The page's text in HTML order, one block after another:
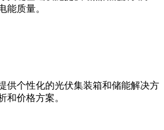
能质量。
供个性化的光伏集装箱和储能解决方
和价格方案。